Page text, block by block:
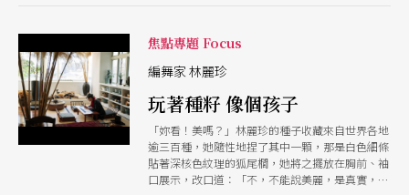
焦點專題 Focus
編舞家 林麗珍
玩著種籽 像個孩子
「妳看！美嗎？」林麗珍的種子收藏來自世界各地
逾三百種，她隨性地捏了其中一顆，那是白色細條
貼著深核色紋理的狐尾櫚，她將之擺放在胸前、袖
口展示，改口道：「不，不能說美麗，是真實，是